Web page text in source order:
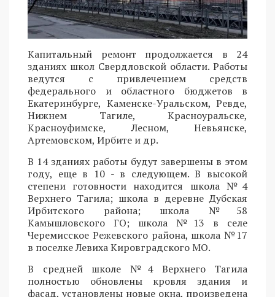
Капитальный ремонт продолжается в 24
зданиях школ Свердловской области. Работы
ведутся с привлечением средств
федерального и областного бюджетов в
Екатеринбурге, Каменске-Уральском, Ревде,
Нижнем Тагиле, Красноуральске,
Красноуфимске, Лесном, Невьянске,
Артемовском, Ирбите и др.
В 14 зданиях работы будут завершены в этом
году, еще в 10 - в следующем. В высокой
степени готовности находится школа №4
Верхнего Тагила; школа в деревне Дубская
Ирбитского района; школа №58
Камышловского ГО; школа №13 в селе
Черемисское Режевского района, школа №17
в поселке Левиха Кировградского МО.
В средней школе №4 Верхнего Тагила
полностью обновлены кровля здания и
фасад, установлены новые окна, произведена